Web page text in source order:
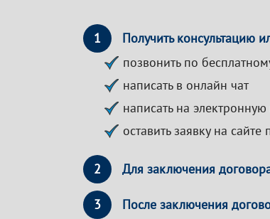
1 Получить консультацию
позвонить по
написать в онлайн чат
написать на электронную
оставить заявку на
2 Для заключения
3 После заключения